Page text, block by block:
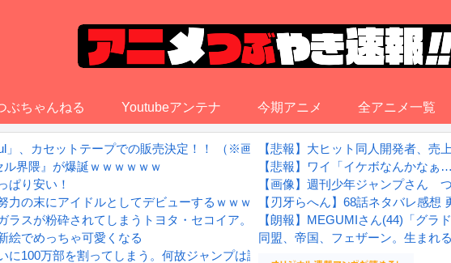
ぶちゃんねる Youtubeアンテナ 今期アニメ 全アニメ一覧
」、カセットテープでの販売決定！！ （※画像あり）
ル界隈』が爆誕ｗｗｗｗｗｗ
ぱり安い！
力の末にアイドルとしてデビューするｗｗｗｗ
ラスが粉砕されてしまうトヨタ・セコイア。
絵でめっちゃ可愛くなる
100万部を割ってしまう。何故ジャンプは読まれなくなったのか
【悲報】大ヒット同人開発者、
【悲報】ワイ「イケボなんかな
【画像】週刊少年ジャンプさん
【刃牙らへん】68話ネタバレ感想
【朗報】MEGUMIさん(44)「グラ
同盟、帝国、フェザーン。生まれ